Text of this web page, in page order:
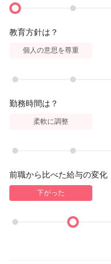
教育方針は？
個人の意思を尊重
勤務時間は？
柔軟に調整
前職から比べた給与の変化
下がった